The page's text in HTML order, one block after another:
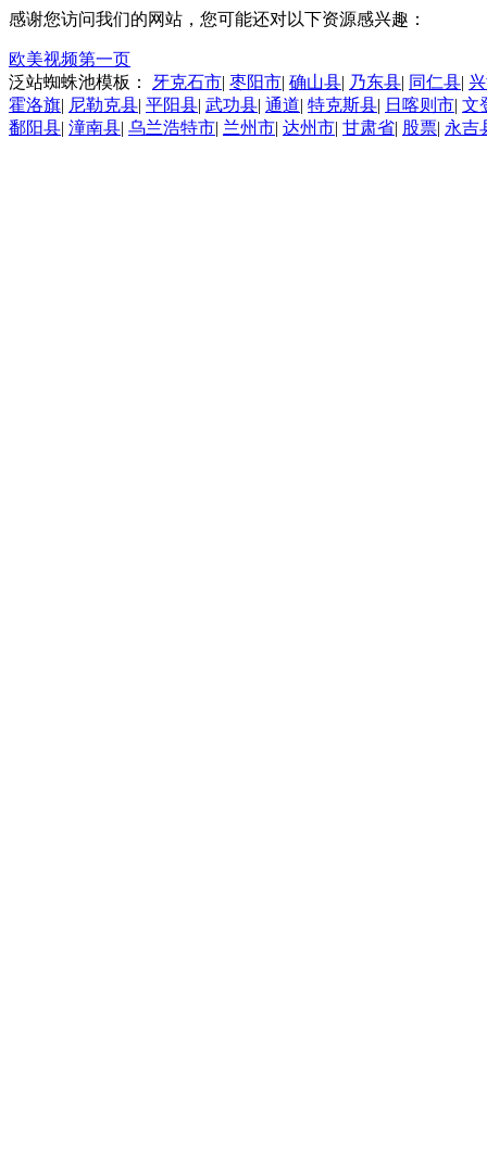
感谢您访问我们的网站，您可能还对以下资源感兴趣：
欧美视频第一页
泛站蜘蛛池模板：
牙克石市| 枣阳市| 确山县| 乃东县| 同仁县|
霍洛旗| 尼勒克县| 平阳县| 武功县| 通道| 特克斯县| 日喀则市| 文
鄱阳县| 潼南县| 乌兰浩特市| 兰州市| 达州市| 甘肃省| 股票| 永吉